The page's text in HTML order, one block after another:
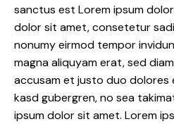
sanctus est Lorem ipsum
dolor sit amet, consetetur
nonumy eirmod tempor
magna aliquyam erat, sed
accusam et justo duo dolores
kasd gubergren, no sea
ipsum dolor sit amet. Lorem